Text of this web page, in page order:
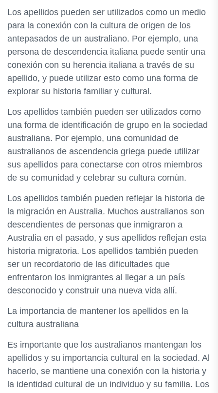
Los apellidos pueden ser utilizados como un medio
para la conexión con la cultura de origen de los
antepasados de un australiano. Por ejemplo, una
persona de descendencia italiana puede sentir una
conexión con su herencia italiana a través de su
apellido, y puede utilizar esto como una forma de
explorar su historia familiar y cultural.
Los apellidos también pueden ser utilizados como
una forma de identificación de grupo en la sociedad
australiana. Por ejemplo, una comunidad de
australianos de ascendencia griega puede utilizar
sus apellidos para conectarse con otros miembros
de su comunidad y celebrar su cultura común.
Los apellidos también pueden reflejar la historia de
la migración en Australia. Muchos australianos son
descendientes de personas que inmigraron a
Australia en el pasado, y sus apellidos reflejan esta
historia migratoria. Los apellidos también pueden
ser un recordatorio de las dificultades que
enfrentaron los inmigrantes al llegar a un país
desconocido y construir una nueva vida allí.
La importancia de mantener los apellidos en la
cultura australiana
Es importante que los australianos mantengan los
apellidos y su importancia cultural en la sociedad. Al
hacerlo, se mantiene una conexión con la historia y
la identidad cultural de un individuo y su familia. Los